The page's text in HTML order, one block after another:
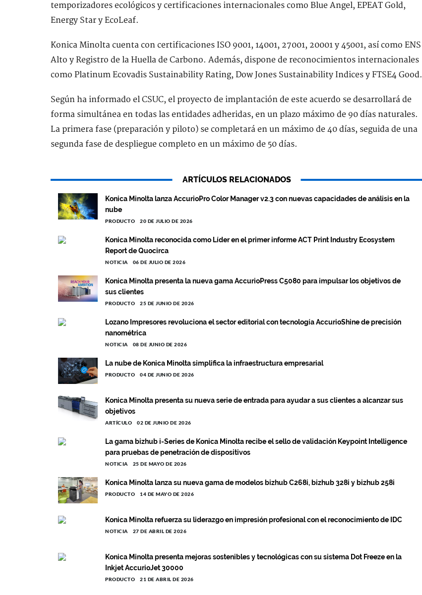
temporizadores ecológicos y certificaciones internacionales como Blue Angel, EPEAT Gold,
Energy Star y EcoLeaf.
Konica Minolta cuenta con certificaciones ISO 9001, 14001, 27001, 20001 y 45001, así como ENS
Alto y Registro de la Huella de Carbono. Además, dispone de reconocimientos internacionales
como Platinum Ecovadis Sustainability Rating, Dow Jones Sustainability Indices y FTSE4 Good.
Según ha informado el CSUC, el proyecto de implantación de este acuerdo se desarrollará de
forma simultánea en todas las entidades adheridas, en un plazo máximo de 90 días naturales.
La primera fase (preparación y piloto) se completará en un máximo de 40 días, seguida de una
segunda fase de despliegue completo en un máximo de 50 días.
ARTÍCULOS RELACIONADOS
Konica Minolta lanza AccurioPro Color Manager v2.3 con nuevas capacidades de análisis en la
nube
PRODUCTO 20 DE JULIO DE 2026
Konica Minolta reconocida como Líder en el primer informe ACT Print Industry Ecosystem
Report de Quocirca
NOTICIA 06 DE JULIO DE 2026
Konica Minolta presenta la nueva gama AccurioPress C5080 para impulsar los objetivos de
sus clientes
PRODUCTO 25 DE JUNIO DE 2026
Lozano Impresores revoluciona el sector editorial con tecnología AccurioShine de precisión
nanométrica
NOTICIA 08 DE JUNIO DE 2026
La nube de Konica Minolta simplifica la infraestructura empresarial
PRODUCTO 04 DE JUNIO DE 2026
Konica Minolta presenta su nueva serie de entrada para ayudar a sus clientes a alcanzar sus
objetivos
ARTÍCULO 02 DE JUNIO DE 2026
La gama bizhub i-Series de Konica Minolta recibe el sello de validación Keypoint Intelligence
para pruebas de penetración de dispositivos
NOTICIA 25 DE MAYO DE 2026
Konica Minolta lanza su nueva gama de modelos bizhub C268i, bizhub 328i y bizhub 258i
PRODUCTO 14 DE MAYO DE 2026
Konica Minolta refuerza su liderazgo en impresión profesional con el reconocimiento de IDC
NOTICIA 27 DE ABRIL DE 2026
Konica Minolta presenta mejoras sostenibles y tecnológicas con su sistema Dot Freeze en la
Inkjet AccurioJet 30000
PRODUCTO 21 DE ABRIL DE 2026